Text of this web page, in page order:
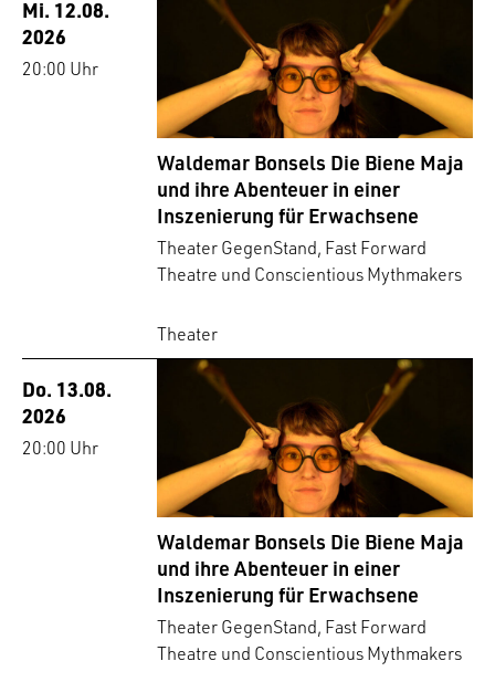
Mi. 12.08.
2026
20:00 Uhr
Waldemar Bonsels Die Biene Maja
und ihre Abenteuer in einer
Inszenierung für Erwachsene
Theater GegenStand, Fast Forward
Theatre und Conscientious Mythmakers
Theater
Do. 13.08.
2026
20:00 Uhr
Waldemar Bonsels Die Biene Maja
und ihre Abenteuer in einer
Inszenierung für Erwachsene
Theater GegenStand, Fast Forward
Theatre und Conscientious Mythmakers